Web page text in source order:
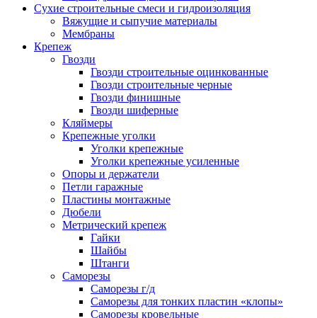
Сухие строительные смеси и гидроизоляция
Вяжущие и сыпучие материалы
Мембраны
Крепеж
Гвозди
Гвозди строительные оцинкованные
Гвозди строительные черные
Гвозди финишные
Гвозди шиферные
Кляймеры
Крепежные уголки
Уголки крепежные
Уголки крепежные усиленные
Опоры и держатели
Петли гаражные
Пластины монтажные
Дюбели
Метрический крепеж
Гайки
Шайбы
Штанги
Саморезы
Саморезы г/д
Саморезы для тонких пластин «клопы»
Саморезы кровельные